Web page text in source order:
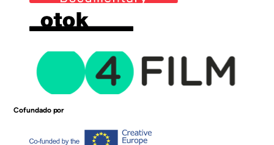
Cofundado por